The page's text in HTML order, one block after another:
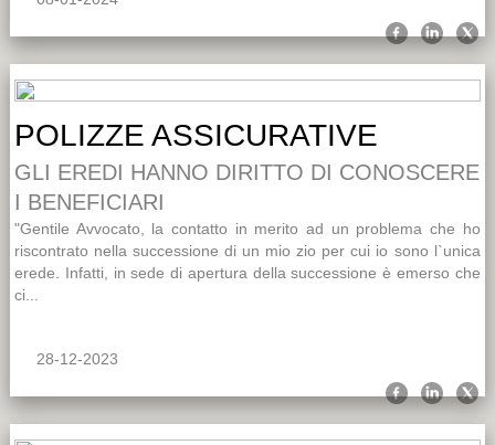
POLIZZE ASSICURATIVE
GLI EREDI HANNO DIRITTO DI CONOSCERE
I BENEFICIARI
"Gentile Avvocato, la contatto in merito ad un problema che ho
riscontrato nella successione di un mio zio per cui io sono l`unica
erede. Infatti, in sede di apertura della successione è emerso che
ci...
28-12-2023